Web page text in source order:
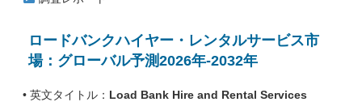
ロードバンクハイヤー・レンタルサービス市
場：グローバル予測2026年-2032年
• 英文タイトル： Load Bank Hire and Rental Services